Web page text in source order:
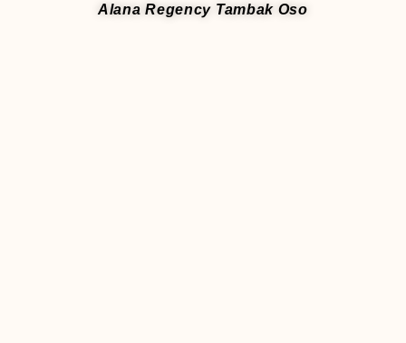
Alana Regency Tambak Oso